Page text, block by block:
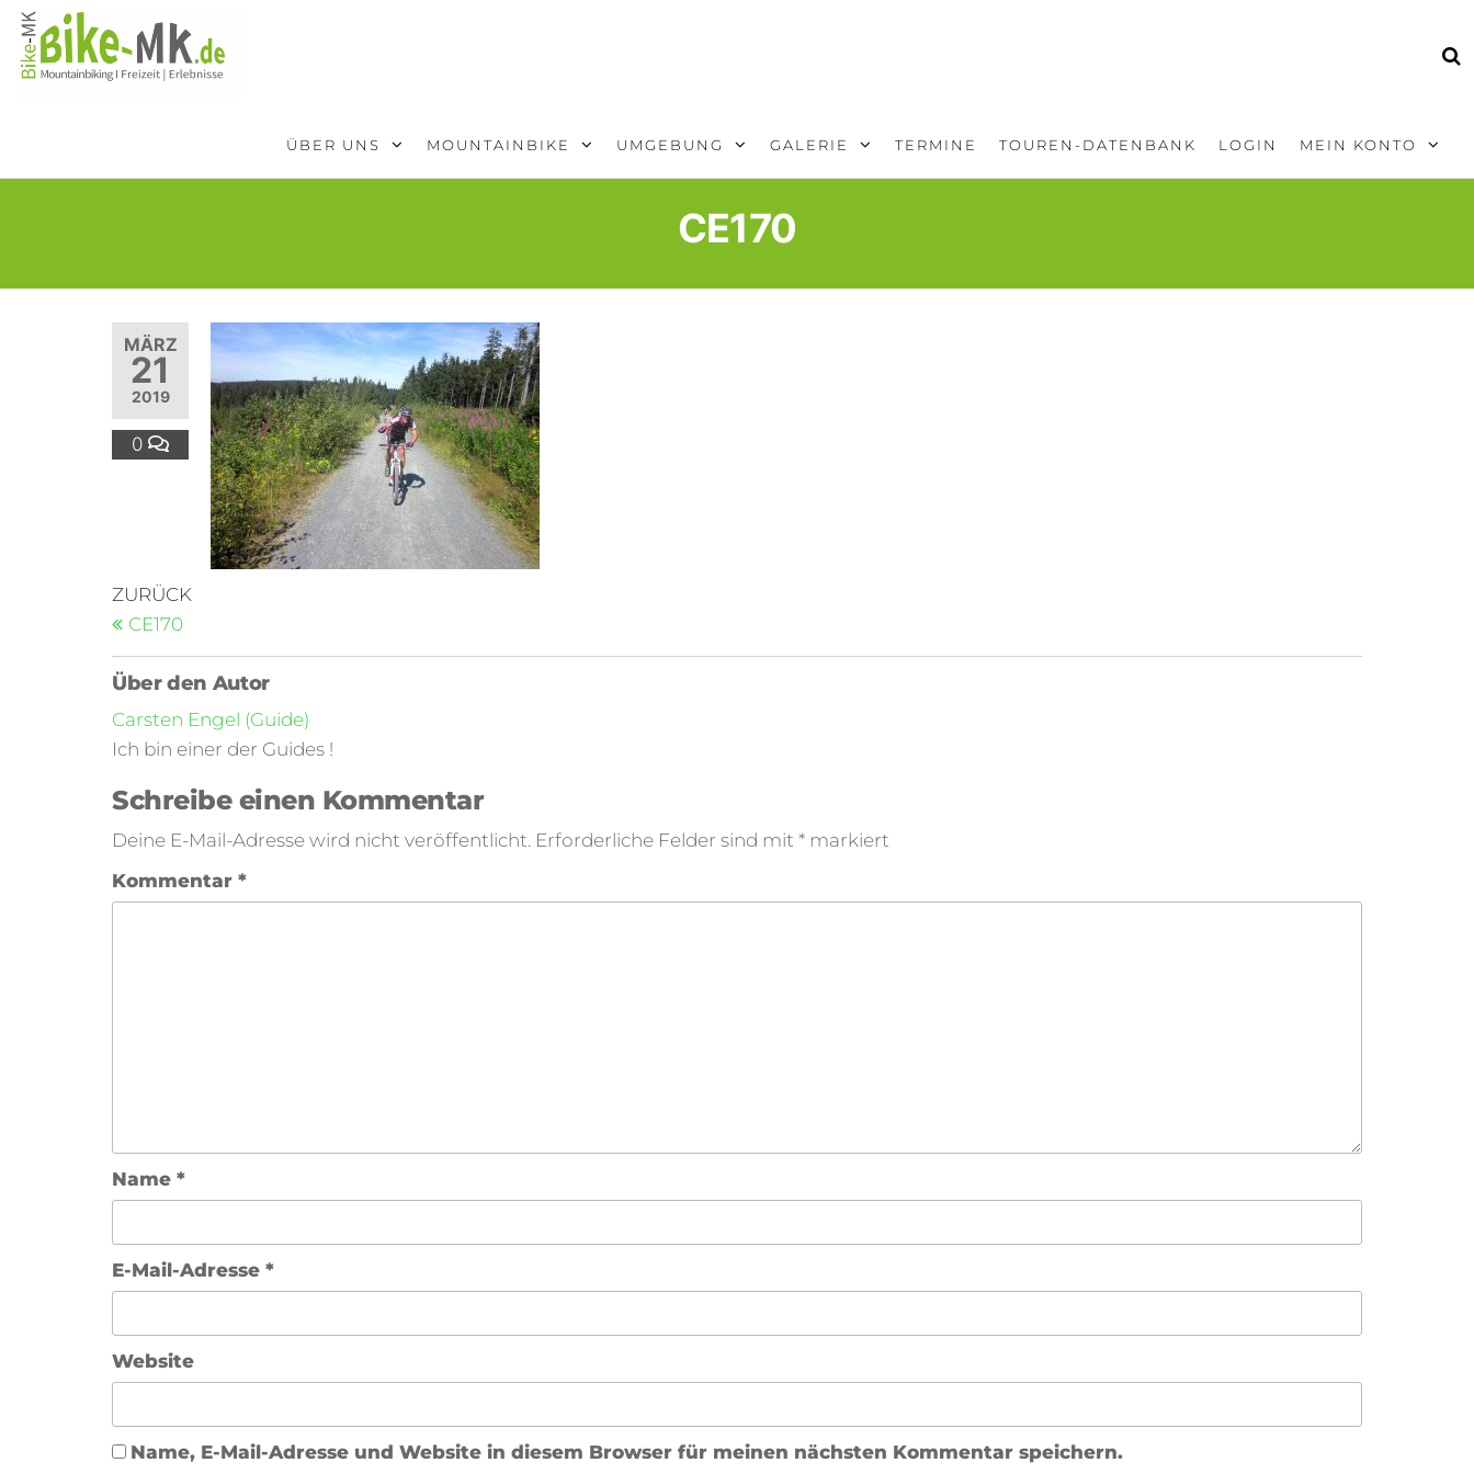
ÜBER UNS MOUNTAINBIKE UMGEBUNG GALERIE TERMINE TOUREN-DATENBANK LOGIN MEIN KONTO
CE170
MÄRZ
21
2019
0
ZURÜCK
CE170
Über den Autor
Carsten Engel (Guide)
Ich bin einer der Guides !
Schreibe einen Kommentar
Deine E-Mail-Adresse wird nicht veröffentlicht. Erforderliche Felder sind mit * markiert
Kommentar *
Name *
E-Mail-Adresse *
Website
Name, E-Mail-Adresse und Website in diesem Browser für meinen nächsten Kommentar speichern.